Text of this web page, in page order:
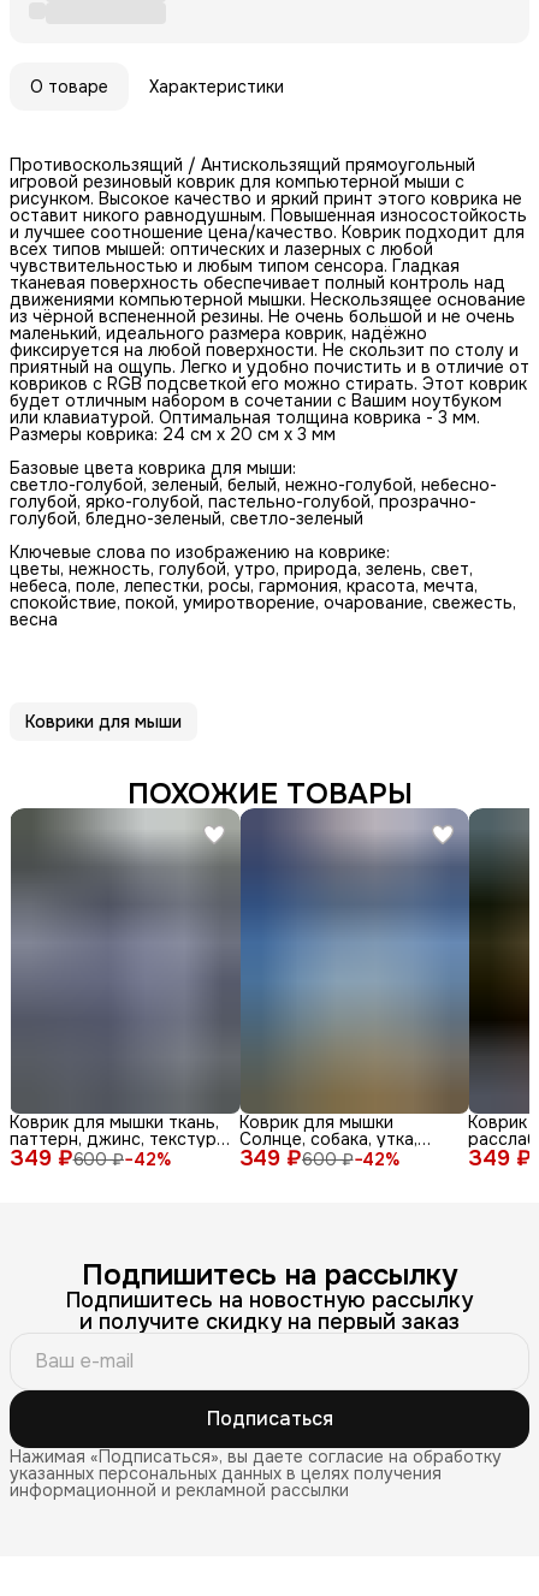
О товаре Характеристики
Противоскользящий / Антискользящий прямоугольный
игровой резиновый коврик для компьютерной мыши с
рисунком. Высокое качество и яркий принт этого коврика не
оставит никого равнодушным. Повышенная износостойкость
и лучшее соотношение цена/качество. Коврик подходит для
всех типов мышей: оптических и лазерных с любой
чувствительностью и любым типом сенсора. Гладкая
тканевая поверхность обеспечивает полный контроль над
движениями компьютерной мышки. Нескользящее основание
из чёрной вспененной резины. Не очень большой и не очень
маленький, идеального размера коврик, надёжно
фиксируется на любой поверхности. Не скользит по столу и
приятный на ощупь. Легко и удобно почистить и в отличие от
ковриков с RGB подсветкой его можно стирать. Этот коврик
будет отличным набором в сочетании с Вашим ноутбуком
или клавиатурой. Оптимальная толщина коврика - 3 мм.
Размеры коврика: 24 см x 20 см x 3 мм
Базовые цвета коврика для мыши:
светло-голубой, зеленый, белый, нежно-голубой, небесно-
голубой, ярко-голубой, пастельно-голубой, прозрачно-
голубой, бледно-зеленый, светло-зеленый
Ключевые слова по изображению на коврике:
цветы, нежность, голубой, утро, природа, зелень, свет,
небеса, поле, лепестки, росы, гармония, красота, мечта,
спокойствие, покой, умиротворение, очарование, свежесть,
весна
Коврики для мыши
ПОХОЖИЕ ТОВАРЫ
349 ₽600 ₽−42%
Коврик для мышки ткань,
паттерн, джинс, текстура,
синий, бел 349 ₽600 ₽−42%
Коврик для мышки
Солнце, собака, утка,
очки, море, доска, ле 349 ₽
Коврик
Подпишитесь на рассылку
Подпишитесь на новостную рассылку
и получите скидку на первый заказ
Подписаться
Нажимая «Подписаться», вы даете согласие на обработку
указанных персональных данных в целях получения
информационной и рекламной рассылки